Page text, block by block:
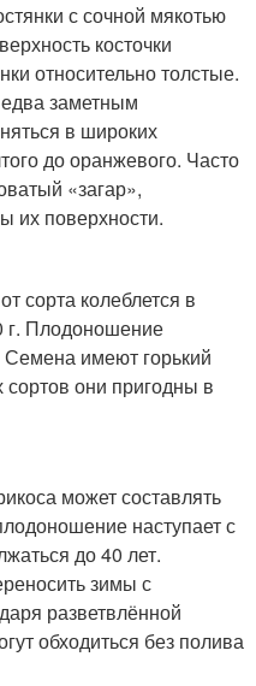
с сочной мякотью
косточки
относительно толстые.
заметным
в широких
до оранжевого. Часто
«загар»,
их поверхности.
сорта колеблется в
г. Плодоношение
Семена имеют горький
сортов они пригодны в
может составлять
наступает с
до 40 лет.
зимы с
разветвлённой
обходиться без полива